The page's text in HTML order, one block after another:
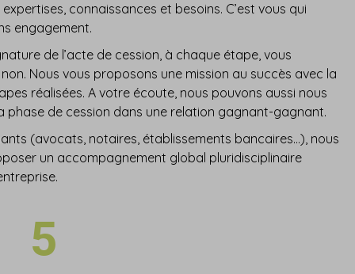
connaissances et besoins. C’est vous qui
engagement.
de l’acte de cession, à chaque étape, vous
Nous vous proposons une mission au succès avec la
réalisées. A votre écoute, nous pouvons aussi nous
de cession dans une relation gagnant-gagnant.
(avocats, notaires, établissements bancaires…), nous
un accompagnement global pluridisciplinaire
5